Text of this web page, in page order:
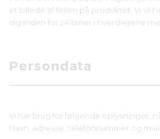
et billede af fejlen på produktet. Vi vil
dig inden for 24 timer i hverdagene
Persondata
Vi har brug for følgende oplysninger,
Navn, adresse, telefonnummer og